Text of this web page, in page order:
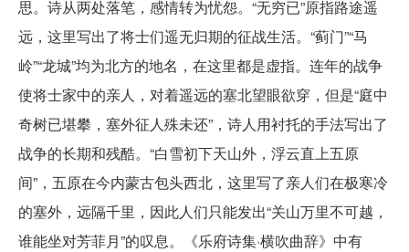
思。诗从两处落笔，感情转为忧怨。“无穷已”原指路途遥
远，这里写出了将士们遥无归期的征战生活。“蓟门”“马
岭”“龙城”均为北方的地名，在这里都是虚指。连年的战争
使将士家中的亲人，对着遥远的塞北望眼欲穿，但是“庭中
奇树已堪攀，塞外征人殊未还”，诗人用衬托的手法写出了
战争的长期和残酷。“白雪初下天山外，浮云直上五原
间”，五原在今内蒙古包头西北，这里写了亲人们在极寒冷
的塞外，远隔千里，因此人们只能发出“关山万里不可越，
谁能坐对芳菲月”的叹息。《乐府诗集·横吹曲辞》中有